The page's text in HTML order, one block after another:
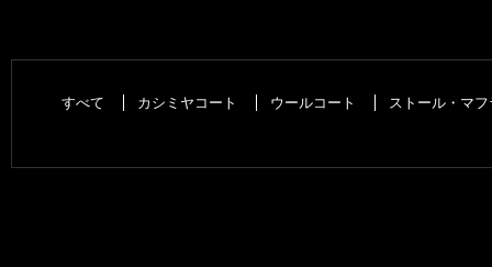
すべて カシミヤコート ウールコート ストール・マフ